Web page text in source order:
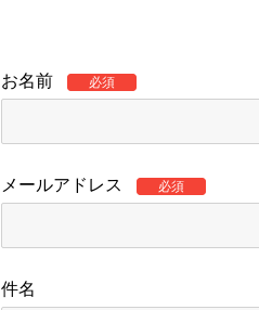
お名前 必須
メールアドレス 必須
件名